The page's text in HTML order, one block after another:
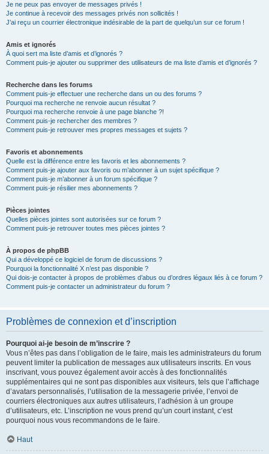
Je ne peux pas envoyer de messages privés !
Je continue à recevoir des messages privés non sollicités !
J’ai reçu un courrier électronique indésirable de la part de quelqu’un sur ce forum !
Amis et ignorés
À quoi sert ma liste d’amis et d’ignorés ?
Comment puis-je ajouter ou supprimer des utilisateurs de ma liste d’amis et d’ignorés ?
Recherche dans les forums
Comment puis-je effectuer une recherche dans un ou des forums ?
Pourquoi ma recherche ne renvoie aucun résultat ?
Pourquoi ma recherche renvoie à une page blanche ?!
Comment puis-je rechercher des membres ?
Comment puis-je retrouver mes propres messages et sujets ?
Favoris et abonnements
Quelle est la différence entre les favoris et les abonnements ?
Comment puis-je ajouter aux favoris ou m’abonner à un sujet spécifique ?
Comment puis-je m’abonner à un forum spécifique ?
Comment puis-je résilier mes abonnements ?
Pièces jointes
Quelles pièces jointes sont autorisées sur ce forum ?
Comment puis-je retrouver toutes mes pièces jointes ?
À propos de phpBB
Qui a développé ce logiciel de forum de discussions ?
Pourquoi la fonctionnalité X n’est pas disponible ?
Qui dois-je contacter à propos de problèmes d’abus ou d’ordres légaux liés à ce forum ?
Comment puis-je contacter un administrateur du forum ?
Problèmes de connexion et d’inscription
Pourquoi ai-je besoin de m’inscrire ?
Vous n’êtes pas dans l’obligation de le faire, mais les administrateurs du forum
peuvent limiter la publication de messages aux utilisateurs inscrits. En vous
inscrivant, vous pouvez également avoir accès à des fonctionnalités
supplémentaires qui ne sont pas disponibles aux visiteurs, tels que l’affichage
d’avatars personnalisés, l’utilisation de la messagerie privée, l’envoi de
courriers électroniques aux autres utilisateurs, l’adhésion à un groupe
d’utilisateurs, etc. L’inscription ne vous prend qu’un court instant, c’est
pourquoi nous vous recommandons de le faire.
Haut